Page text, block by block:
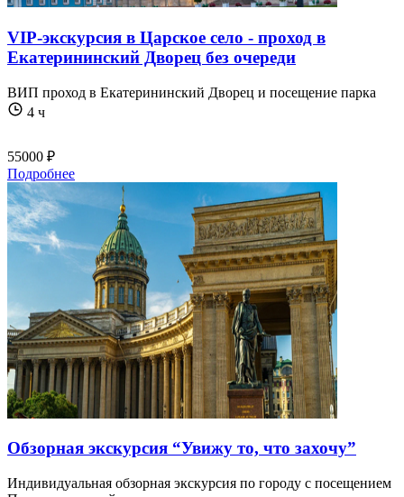
VIP-экскурсия в Царское село - проход в
Екатерининский Дворец без очереди
ВИП проход в Екатерининский Дворец и посещение парка​​​​
4 ч
55000 ₽
Подробнее
Обзорная экскурсия “Увижу то, что захочу”
Индивидуальная обзорная экскурсия по городу с посещением